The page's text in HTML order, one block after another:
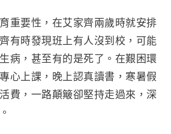
重要性，在艾家齊兩歲時就安排
有時發現班上有人沒到校，可能
病，甚至有的是死了。在艱困環
心上課，晚上認真讀書，寒暑假
費，一路顛簸卻堅持走過來，深